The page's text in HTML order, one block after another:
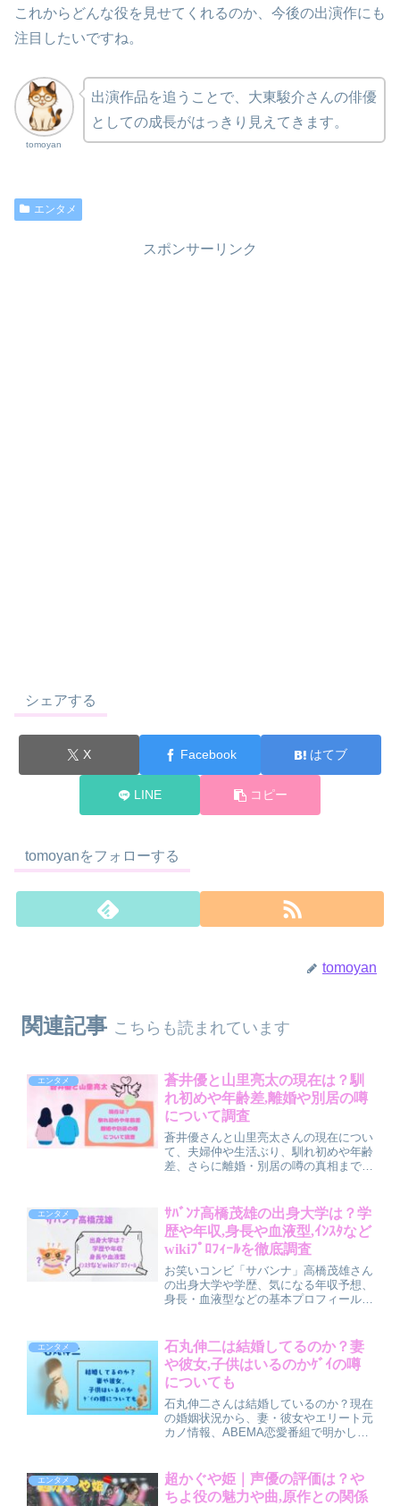
これからどんな役を見せてくれるのか、今後の出演作にも
注目したいですね。
tomoyan
出演作品を追うことで、大東駿介さんの俳優
としての成長がはっきり見えてきます。
エンタメ
スポンサーリンク
シェアする
X Facebook はてブ
LINE コピー
tomoyanをフォローする
tomoyan
関連記事 こちらも読まれています
エンタメ
蒼井優と山里亮太の現在は？馴
れ初めや年齢差,離婚や別居の噂
について調査
蒼井優さんと山里亮太さんの現在につい
て、夫婦仲や生活ぶり、馴れ初めや年齢
差、さらに離婚・別居の噂の真相までを
ピソードや発言も交えながら、二人の関
係が今どう続いているのかを丁寧にまと
めています。
エンタメ
ｻﾊﾞﾝﾅ高橋茂雄の出身大学は？学
歴や年収,身長や血液型,ｲﾝｽﾀなど
wikiﾌﾟﾛﾌｨｰﾙを徹底調査
お笑いコンビ「サバンナ」高橋茂雄さん
の出身大学や学歴、気になる年収予想、
身長・血液型などの基本プロフィール、
め記事です。経歴を知ることで、高橋さ
んの魅力や人柄がより伝わる内容になっ
ています。
エンタメ
石丸伸二は結婚してるのか？妻
や彼女,子供はいるのかｹﾞｲの噂
についても
石丸伸二さんは結婚しているのか？現在
の婚姻状況から、妻・彼女やエリート元
カノ情報、ABEMA恋愛番組で明かした
やすく解説します。
エンタメ
超かぐや姫｜声優の評価は？や
ちよ役の魅力や曲,原作との関係